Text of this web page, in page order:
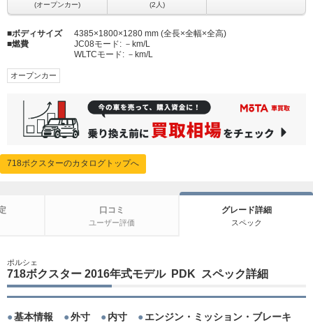
(オープンカー) (2人)
ボディサイズ
4385×1800×1280 mm (全長×全幅×全高)
燃費
JC08モード: －km/L
WLTCモード: －km/L
オープンカー
718ボクスターのカタログトップへ
口コミ
ユーザー評価
グレード詳細
スペック
ポルシェ
718ボクスター 2016年式モデル PDK スペック詳細
基本情報 外寸 内寸
エンジン・ミッション・ブレーキ